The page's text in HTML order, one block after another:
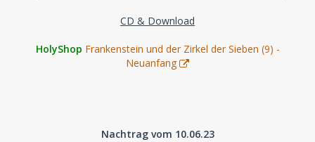
CD & Download
HolyShop Frankenstein und der Zirkel der Sieben (9) -
Neuanfang
Nachtrag vom 10.06.23